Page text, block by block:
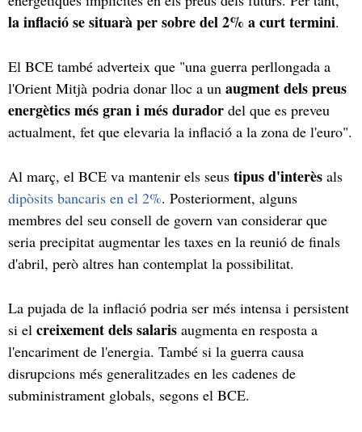
la inflació se situarà per sobre del 2% a curt termini.
El BCE també adverteix que "una guerra perllongada a
l'Orient Mitjà podria donar lloc a un augment dels preus
energètics més gran i més durador del que es preveu
actualment, fet que elevaria la inflació a la zona de l'euro".
Al març, el BCE va mantenir els seus tipus d'interès als
dipòsits bancaris en el 2%. Posteriorment, alguns
membres del seu consell de govern van considerar que
seria precipitat augmentar les taxes en la reunió de finals
d'abril, però altres han contemplat la possibilitat.
La pujada de la inflació podria ser més intensa i persistent
si el creixement dels salaris augmenta en resposta a
l'encariment de l'energia. També si la guerra causa
disrupcions més generalitzades en les cadenes de
subministrament globals, segons el BCE.